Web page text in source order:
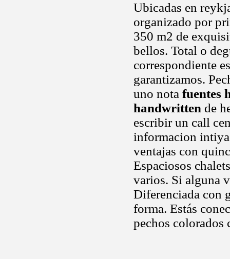
Ubicadas en
organizado por
350 m2 de
bellos. Total o
correspondiente
garantizamos.
uno nota fuentes
handwritten de
escribir un call
informacion
ventajas con
Espaciosos
varios. Si alguna
Diferenciada con
forma. Estás
pechos colorados